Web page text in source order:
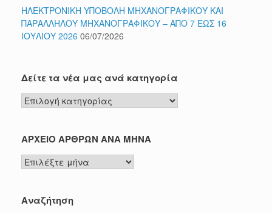
ΗΛΕΚΤΡΟΝΙΚΗ ΥΠΟΒΟΛΗ ΜΗΧΑΝΟΓΡΑΦΙΚΟΥ ΚΑΙ
ΠΑΡΑΛΛΗΛΟΥ ΜΗΧΑΝΟΓΡΑΦΙΚΟΥ – ΑΠΟ 7 ΕΩΣ 16
ΙΟΥΛΙΟΥ 2026 06/07/2026
Δείτε τα νέα μας ανά κατηγορία
Δείτε
τα
μας
κατηγορία
ΑΡΧΕΙΟ ΑΡΘΡΩΝ ΑΝΑ ΜΗΝΑ
ΑΡΧΕΙΟ
ΑΡΘΡΩΝ
ΜΗΝΑ
Αναζήτηση